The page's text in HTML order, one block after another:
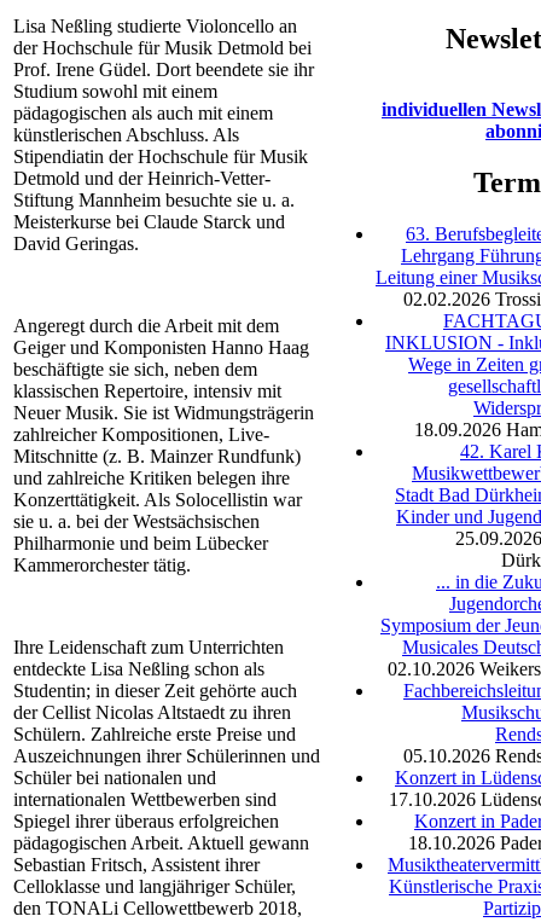
Lisa Neßling studierte Violoncello an
der Hochschule für Musik Detmold bei
Prof. Irene Güdel. Dort beendete sie ihr
Studium sowohl mit einem
pädagogischen als auch mit einem
künstlerischen Abschluss. Als
Stipendiatin der Hochschule für Musik
Detmold und der Heinrich-Vetter-
Stiftung Mannheim besuchte sie u. a.
Meisterkurse bei Claude Starck und
David Geringas.
Angeregt durch die Arbeit mit dem
Geiger und Komponisten Hanno Haag
beschäftigte sie sich, neben dem
klassischen Repertoire, intensiv mit
Neuer Musik. Sie ist Widmungsträgerin
zahlreicher Kompositionen, Live-
Mitschnitte (z. B. Mainzer Rundfunk)
und zahlreiche Kritiken belegen ihre
Konzerttätigkeit. Als Solocellistin war
sie u. a. bei der Westsächsischen
Philharmonie und beim Lübecker
Kammerorchester tätig.
Ihre Leidenschaft zum Unterrichten
entdeckte Lisa Neßling schon als
Studentin; in dieser Zeit gehörte auch
der Cellist Nicolas Altstaedt zu ihren
Schülern. Zahlreiche erste Preise und
Auszeichnungen ihrer Schülerinnen und
Schüler bei nationalen und
internationalen Wettbewerben sind
Spiegel ihrer überaus erfolgreichen
pädagogischen Arbeit. Aktuell gewann
Sebastian Fritsch, Assistent ihrer
Celloklasse und langjähriger Schüler,
den TONALi Cellowettbewerb 2018,
individuellen
63.
Lehrgang
Leitung einer
02.02.2026
INKLUSION -
Wege in Zeiten
18.09.2026
42. Karel
Stadt Bad
Kinder und
25.09.2026
... in die
Symposium der
Musicales
02.10.2026
05.10.2026
Konzert in
17.10.2026
Konzert in
18.10.2026
Künstlerische